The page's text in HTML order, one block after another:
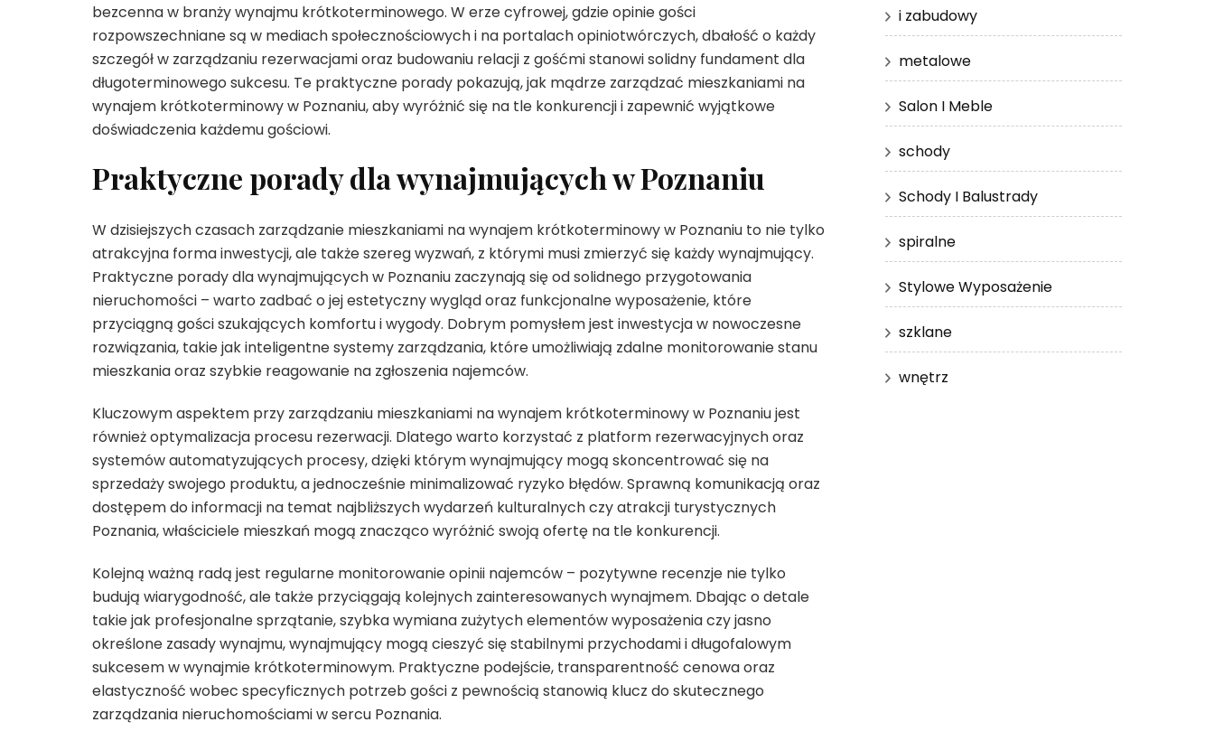
bezcenna w branży wynajmu krótkoterminowego. W erze cyfrowej, gdzie opinie gości
rozpowszechniane są w mediach społecznościowych i na portalach opiniotwórczych, dbałość o każdy
szczegół w zarządzaniu rezerwacjami oraz budowaniu relacji z gośćmi stanowi solidny fundament dla
długoterminowego sukcesu. Te praktyczne porady pokazują, jak mądrze zarządzać mieszkaniami na
wynajem krótkoterminowy w Poznaniu, aby wyróżnić się na tle konkurencji i zapewnić wyjątkowe
doświadczenia każdemu gościowi.
Praktyczne porady dla wynajmujących w Poznaniu
W dzisiejszych czasach zarządzanie mieszkaniami na wynajem krótkoterminowy w Poznaniu to nie tylko
atrakcyjna forma inwestycji, ale także szereg wyzwań, z którymi musi zmierzyć się każdy wynajmujący.
Praktyczne porady dla wynajmujących w Poznaniu zaczynają się od solidnego przygotowania
nieruchomości – warto zadbać o jej estetyczny wygląd oraz funkcjonalne wyposażenie, które
przyciągną gości szukających komfortu i wygody. Dobrym pomysłem jest inwestycja w nowoczesne
rozwiązania, takie jak inteligentne systemy zarządzania, które umożliwiają zdalne monitorowanie stanu
mieszkania oraz szybkie reagowanie na zgłoszenia najemców.
Kluczowym aspektem przy zarządzaniu mieszkaniami na wynajem krótkoterminowy w Poznaniu jest
również optymalizacja procesu rezerwacji. Dlatego warto korzystać z platform rezerwacyjnych oraz
systemów automatyzujących procesy, dzięki którym wynajmujący mogą skoncentrować się na
sprzedaży swojego produktu, a jednocześnie minimalizować ryzyko błędów. Sprawną komunikacją oraz
dostępem do informacji na temat najbliższych wydarzeń kulturalnych czy atrakcji turystycznych
Poznania, właściciele mieszkań mogą znacząco wyróżnić swoją ofertę na tle konkurencji.
Kolejną ważną radą jest regularne monitorowanie opinii najemców – pozytywne recenzje nie tylko
budują wiarygodność, ale także przyciągają kolejnych zainteresowanych wynajmem. Dbając o detale
takie jak profesjonalne sprzątanie, szybka wymiana zużytych elementów wyposażenia czy jasno
określone zasady wynajmu, wynajmujący mogą cieszyć się stabilnymi przychodami i długofalowym
sukcesem w wynajmie krótkoterminowym. Praktyczne podejście, transparentność cenowa oraz
elastyczność wobec specyficznych potrzeb gości z pewnością stanowią klucz do skutecznego
zarządzania nieruchomościami w sercu Poznania.
i zabudowy
metalowe
Salon I Meble
schody
Schody I Balustrady
spiralne
Stylowe Wyposażenie
szklane
wnętrz